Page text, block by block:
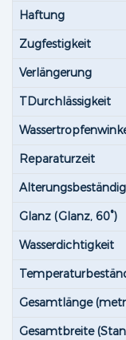
Haftung
Zugfestigkeit
Verlängerung
TDurchlässigkeit
Reparaturzeit
Glanz (Glanz, 60°)
Wasserdichtigkeit
Gesamtlänge
Gesamtbreite